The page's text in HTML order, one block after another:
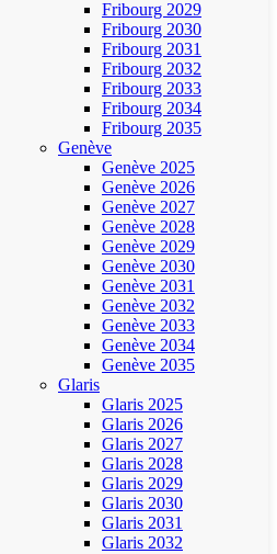
Fribourg 2029
Fribourg 2030
Fribourg 2031
Fribourg 2032
Fribourg 2033
Fribourg 2034
Fribourg 2035
Genève
Genève 2025
Genève 2026
Genève 2027
Genève 2028
Genève 2029
Genève 2030
Genève 2031
Genève 2032
Genève 2033
Genève 2034
Genève 2035
Glaris
Glaris 2025
Glaris 2026
Glaris 2027
Glaris 2028
Glaris 2029
Glaris 2030
Glaris 2031
Glaris 2032